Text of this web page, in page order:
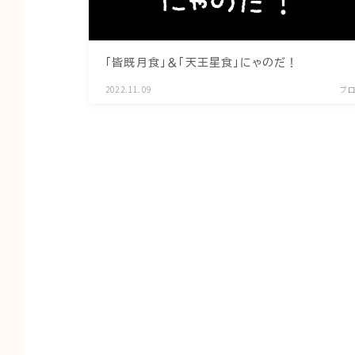
「皆既月食」＆「天王星食」にゃのだ！
2022.11.09 ブ